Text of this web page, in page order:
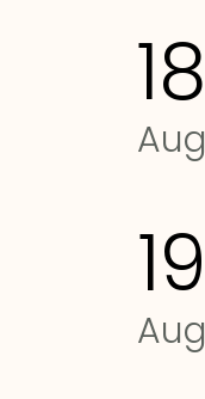
18
Aug
19
Aug